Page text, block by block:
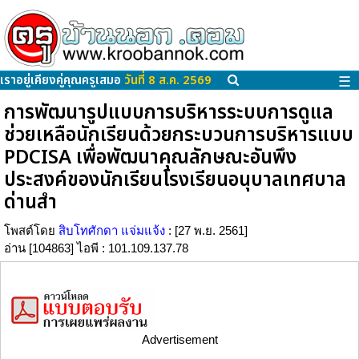
เราอยู่เคียงคู่คุณครูเสมอ วันที่ 8 ส.ค. 2569 ☰
การพัฒนารูปแบบการบริหารระบบการดูแล
ช่วยเหลือนักเรียนด้วยกระบวนการบริหารแบบ
PDCISA เพื่อพัฒนาคุณลักษณะอันพึง
ประสงค์ของนักเรียนโรงเรียนอนุบาลเทศบาล
ด่านสำ
โพสต์โดย สิบโทศักดา แจ่มแจ้ง : [27 พ.ย. 2561]
อ่าน [104863] ไอพี : 101.109.137.78
Advertisement